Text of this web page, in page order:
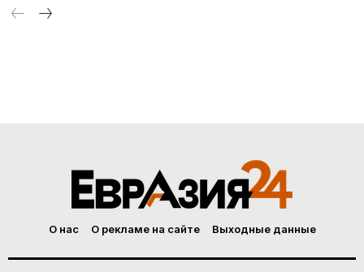
О нас О рекламе на сайте Выходные данные